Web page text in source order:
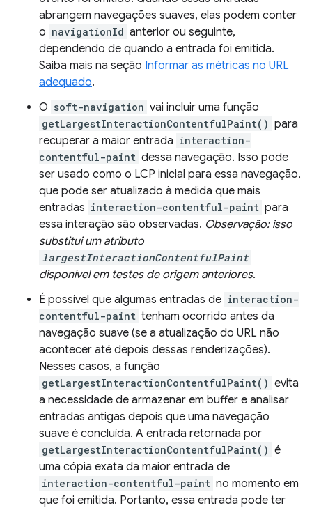
abrangem navegações suaves, elas podem conter
o navigationId anterior ou seguinte,
dependendo de quando a entrada foi emitida.
Saiba mais na seção Informar as métricas no URL
adequado.
O soft-navigation vai incluir uma função
getLargestInteractionContentfulPaint() para
recuperar a maior entrada interaction-
contentful-paint dessa navegação. Isso pode
ser usado como o LCP inicial para essa navegação,
que pode ser atualizado à medida que mais
entradas interaction-contentful-paint para
essa interação são observadas. Observação: isso
substitui um atributo
largestInteractionContentfulPaint
disponível em testes de origem anteriores.
É possível que algumas entradas de interaction-
contentful-paint tenham ocorrido antes da
navegação suave (se a atualização do URL não
acontecer até depois dessas renderizações).
Nesses casos, a função
getLargestInteractionContentfulPaint() evita
a necessidade de armazenar em buffer e analisar
entradas antigas depois que uma navegação
suave é concluída. A entrada retornada por
getLargestInteractionContentfulPaint() é
uma cópia exata da maior entrada de
interaction-contentful-paint no momento em
que foi emitida. Portanto, essa entrada pode ter